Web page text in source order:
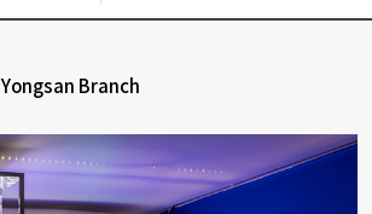
Yongsan Branch